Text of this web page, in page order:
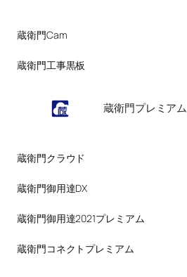
蔵衛門Cam
蔵衛門工事黒板
蔵衛門プレミアム
蔵衛門クラウド
蔵衛門御用達DX
蔵衛門御用達2021プレミアム
蔵衛門コネクトプレミアム